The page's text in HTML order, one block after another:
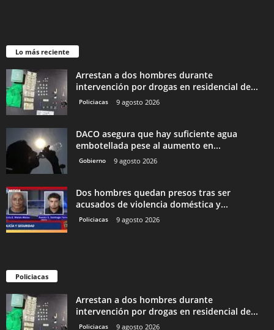
Lo más reciente
Arrestan a dos hombres durante
intervención por drogas en residencial de...
Policiacas 9 agosto 2026
DACO asegura que hay suficiente agua
embotellada pese al aumento en...
Gobierno 9 agosto 2026
Dos hombres quedan presos tras ser
acusados de violencia doméstica y...
Policiacas 9 agosto 2026
Policiacas
Arrestan a dos hombres durante
intervención por drogas en residencial de...
Policiacas 9 agosto 2026